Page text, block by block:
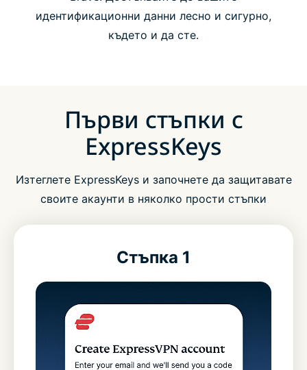
идентификационни данни лесно и сигурно,
където и да сте.
Първи стъпки с
ExpressKeys
Изтеглете ExpressKeys и започнете да защитавате
своите акаунти в няколко прости стъпки
Стъпка 1